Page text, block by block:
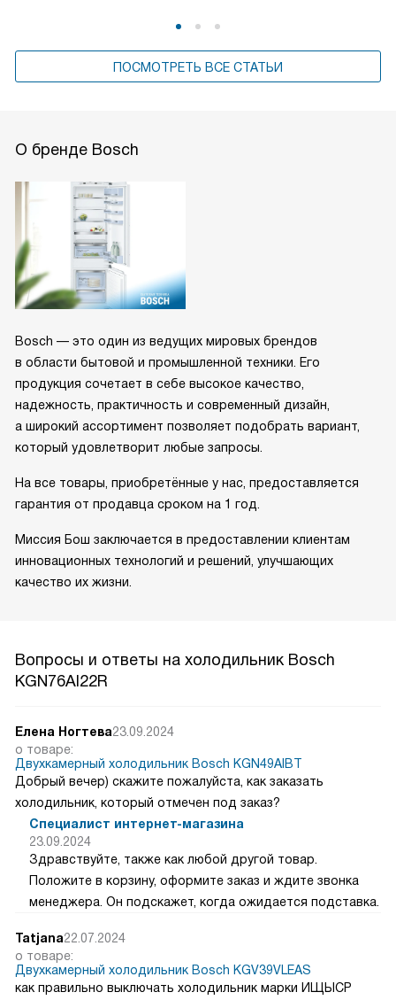
ПОСМОТРЕТЬ ВСЕ СТАТЬИ
О бренде Bosch
Bosch — это один из ведущих мировых брендов
в области бытовой и промышленной техники. Его
продукция сочетает в себе высокое качество,
надежность, практичность и современный дизайн,
а широкий ассортимент позволяет подобрать вариант,
который удовлетворит любые запросы.
На все товары, приобретённые у нас, предоставляется
гарантия от продавца сроком на 1 год.
Миссия Бош заключается в предоставлении клиентам
инновационных технологий и решений, улучшающих
качество их жизни.
Вопросы и ответы на холодильник Bosch
KGN76AI22R
Елена Ногтева23.09.2024
о товаре:
Двухкамерный холодильник Bosch KGN49AIBT
Добрый вечер) скажите пожалуйста, как заказать
холодильник, который отмечен под заказ?
Специалист интернет-магазина
23.09.2024
Здравствуйте, также как любой другой товар.
Положите в корзину, оформите заказ и ждите звонка
менеджера. Он подскажет, когда ожидается подставка.
Tatjana22.07.2024
о товаре:
Двухкамерный холодильник Bosch KGV39VLEAS
как правильно выключать холодильник марки ИЩЫСР